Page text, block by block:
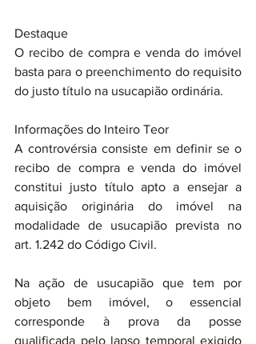
Destaque
O recibo de compra e venda do imóvel
basta para o preenchimento do requisito
do justo título na usucapião ordinária.
Informações do Inteiro Teor
A controvérsia consiste em definir se o
recibo de compra e venda do imóvel
constitui justo título apto a ensejar a
aquisição originária do imóvel na
modalidade de usucapião prevista no
art. 1.242 do Código Civil.
Na ação de usucapião que tem por
objeto bem imóvel, o essencial
corresponde à prova da posse
qualificada pelo lapso temporal exigido